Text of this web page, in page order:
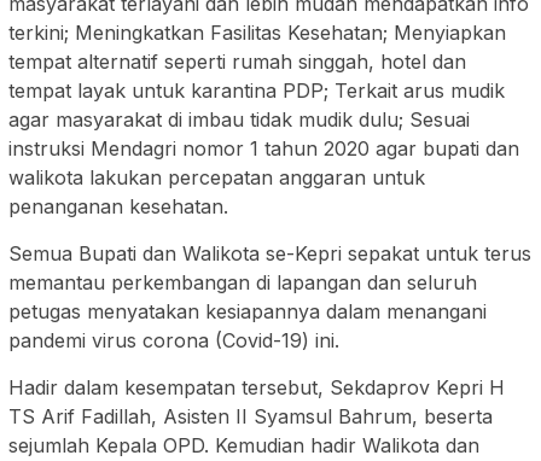
terkini; Meningkatkan Fasilitas Kesehatan; Menyiapkan
tempat alternatif seperti rumah singgah, hotel dan
tempat layak untuk karantina PDP; Terkait arus mudik
agar masyarakat di imbau tidak mudik dulu; Sesuai
instruksi Mendagri nomor 1 tahun 2020 agar bupati dan
walikota lakukan percepatan anggaran untuk
penanganan kesehatan.
Semua Bupati dan Walikota se-Kepri sepakat untuk terus
memantau perkembangan di lapangan dan seluruh
petugas menyatakan kesiapannya dalam menangani
pandemi virus corona (Covid-19) ini.
Hadir dalam kesempatan tersebut, Sekdaprov Kepri H
TS Arif Fadillah, Asisten II Syamsul Bahrum, beserta
sejumlah Kepala OPD. Kemudian hadir Walikota dan